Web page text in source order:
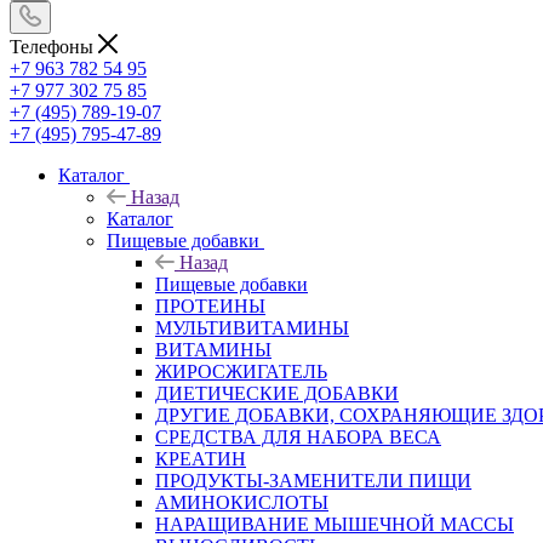
Телефоны
+7 963 782 54 95
+7 977 302 75 85
+7 (495) 789-19-07
+7 (495) 795-47-89
Каталог
Назад
Каталог
Пищевые добавки
Назад
Пищевые добавки
ПРОТЕИНЫ
МУЛЬТИВИТАМИНЫ
ВИТАМИНЫ
ЖИРОСЖИГАТЕЛЬ
ДИЕТИЧЕСКИЕ ДОБАВКИ
ДРУГИЕ ДОБАВКИ, СОХРАНЯЮЩИЕ
СРЕДСТВА ДЛЯ НАБОРА ВЕСА
КРЕАТИН
ПРОДУКТЫ-ЗАМЕНИТЕЛИ ПИЩИ
АМИНОКИСЛОТЫ
НАРАЩИВАНИЕ МЫШЕЧНОЙ МАССЫ